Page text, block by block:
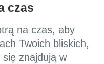
czas
na czas, aby
Twoich bliskich,
znajdują w